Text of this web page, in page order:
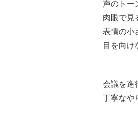
声のトー
肉眼で見
表情の小
目を向け
会議を進
丁寧なや